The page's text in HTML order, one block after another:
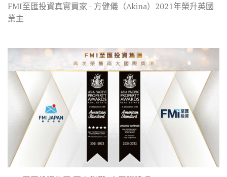
FMI至匯投資真實買家 - 方健儀（Akina）2021年榮升英國
業主